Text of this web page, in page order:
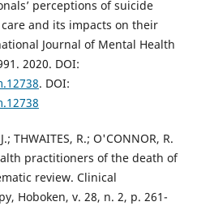
perceptions of suicide
and its impacts on their
Journal of Mental Health
2020. DOI:
. DOI:
THWAITES, R.; O'CONNOR, R.
practitioners of the death of
review. Clinical
Hoboken, v. 28, n. 2, p. 261-